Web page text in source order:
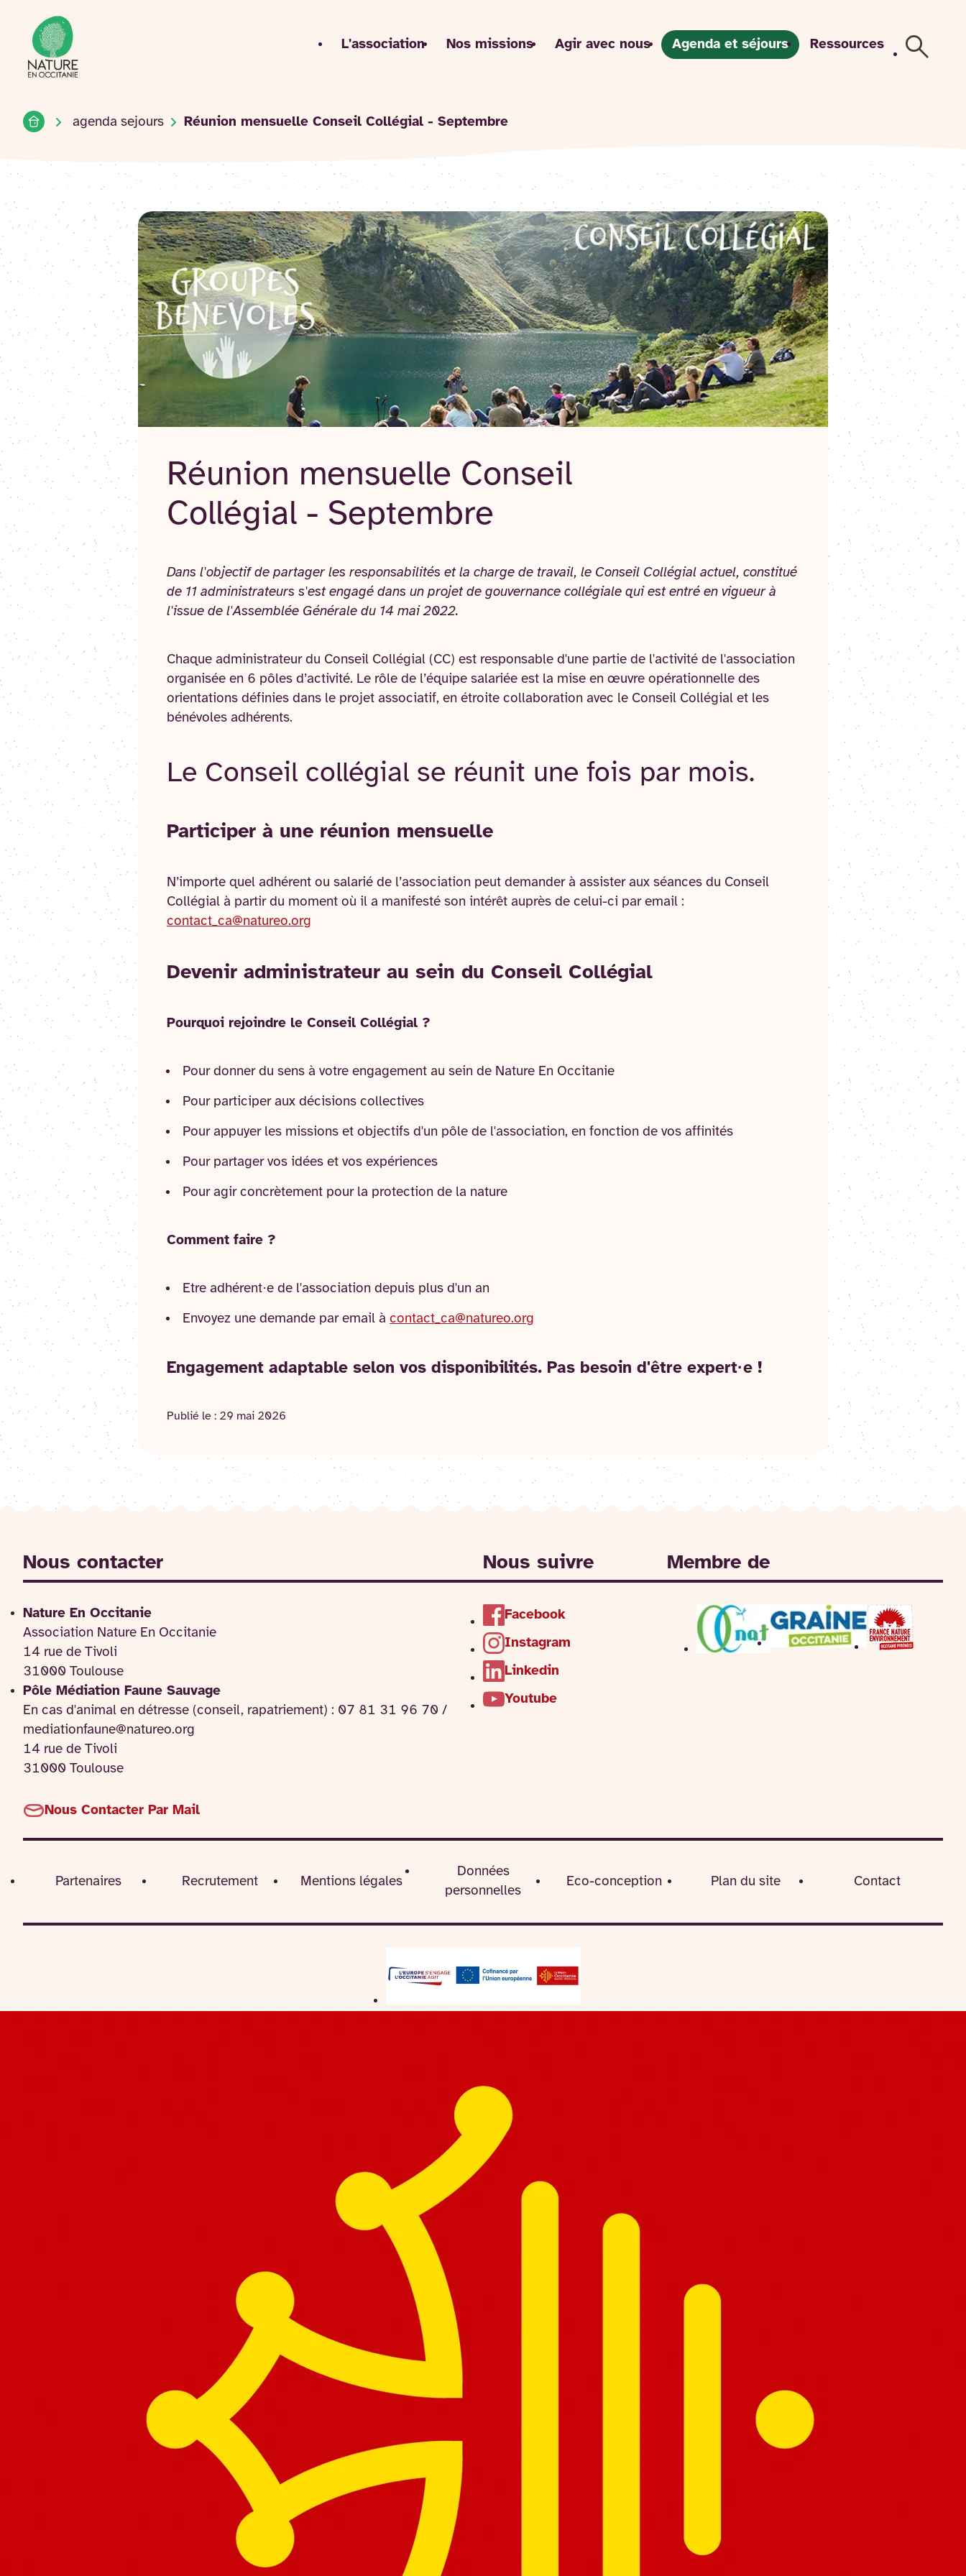
Accéder
au
contenu
Accueil du site
L'association
Nos missions Agir avec nous Agenda et séjours Ressources
Accueilagenda sejours Réunion mensuelle Conseil Collégial - Septembre
Réunion mensuelle Conseil
Collégial - Septembre
Dans l'objectif de partager les responsabilités et la charge de travail, le Conseil Collégial actuel, constitué
de 11 administrateurs s'est engagé dans un projet de gouvernance collégiale qui est entré en vigueur à
l'issue de l'Assemblée Générale du 14 mai 2022.
Chaque administrateur du Conseil Collégial (CC) est responsable d'une partie de l'activité de l'association
organisée en 6 pôles d’activité. Le rôle de l’équipe salariée est la mise en œuvre opérationnelle des
orientations définies dans le projet associatif, en étroite collaboration avec le Conseil Collégial et les
bénévoles adhérents.
Le Conseil collégial se réunit une fois par mois.
Participer à une réunion mensuelle
N’importe quel adhérent ou salarié de l’association peut demander à assister aux séances du Conseil
Collégial à partir du moment où il a manifesté son intérêt auprès de celui-ci par email :
contact_ca@natureo.org
Devenir administrateur au sein du Conseil Collégial
Pourquoi rejoindre le Conseil Collégial ?
Pour donner du sens à votre engagement au sein de Nature En Occitanie
Pour participer aux décisions collectives
Pour appuyer les missions et objectifs d'un pôle de l'association, en fonction de vos affinités
Pour partager vos idées et vos expériences
Pour agir concrètement pour la protection de la nature
Comment faire ?
Etre adhérent·e de l'association depuis plus d'un an
Envoyez une demande par email àcontact_ca@natureo.org
Engagement adaptable selon vos disponibilités. Pas besoin d'être expert·e !
Publié le : 29 mai 2026
Nous contacter
Nature En Occitanie
Association Nature En Occitanie
14 rue de Tivoli
31000 Toulouse
Pôle Médiation Faune Sauvage
En cas d'animal en détresse (conseil, rapatriement) : 07 81 31 96 70 /
mediationfaune@natureo.org
14 rue de Tivoli
31000 Toulouse
Nous Contacter Par Mail
Nous suivre
Facebook
Instagram
Linkedin
Youtube
Membre de
Partenaires Recrutement Mentions légales
Données
personnelles
Eco-conception Plan du site Contact